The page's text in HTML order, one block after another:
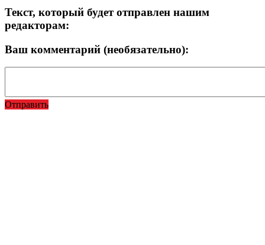
Текст, который будет отправлен нашим
редакторам:
Ваш комментарий (необязательно):
Отправить